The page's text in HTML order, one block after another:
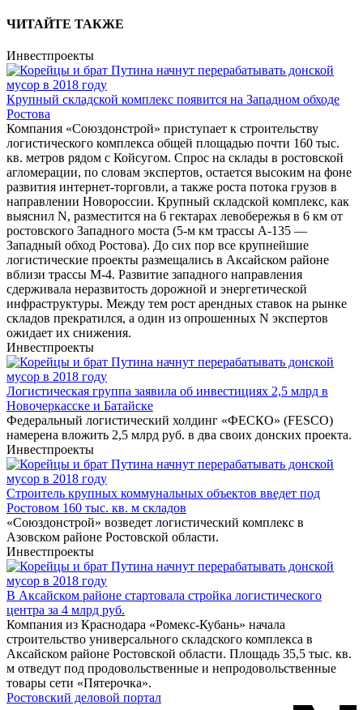
ЧИТАЙТЕ ТАКЖЕ
Инвестпроекты
Крупный складской комплекс появится на Западном обходе
Ростова
Компания «Союздонстрой» приступает к строительству
логистического комплекса общей площадью почти 160 тыс.
кв. метров рядом с Койсугом. Спрос на склады в ростовской
агломерации, по словам экспертов, остается высоким на фоне
развития интернет-торговли, а также роста потока грузов в
направлении Новороссии. Крупный складской комплекс, как
выяснил N, разместится на 6 гектарах левобережья в 6 км от
ростовского Западного моста (5-м км трассы А-135 ―
Западный обход Ростова). До сих пор все крупнейшие
логистические проекты размещались в Аксайском районе
вблизи трассы М-4. Развитие западного направления
сдерживала неразвитость дорожной и энергетической
инфраструктуры. Между тем рост арендных ставок на рынке
складов прекратился, а один из опрошенных N экспертов
ожидает их снижения.
Инвестпроекты
Логистическая группа заявила об инвестициях 2,5 млрд в
Новочеркасске и Батайске
Федеральный логистический холдинг «ФЕСКО» (FESCO)
намерена вложить 2,5 млрд руб. в два своих донских проекта.
Инвестпроекты
Строитель крупных коммунальных объектов введет под
Ростовом 160 тыс. кв. м складов
«Союздонстрой» возведет логистический комплекс в
Азовском районе Ростовской области.
Инвестпроекты
В Аксайском районе стартовала стройка логистического
центра за 4 млрд руб.
Компания из Краснодара «Ромекс-Кубань» начала
строительство универсального складского комплекса в
Аксайском районе Ростовской области. Площадь 35,5 тыс. кв.
м отведут под продовольственные и непродовольственные
товары сети «Пятерочка».
Ростовский деловой портал